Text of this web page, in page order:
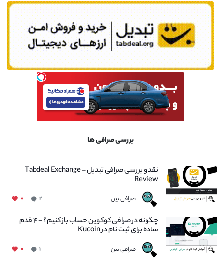
بررسی صرافی ها
نقد و بررسی صرافی تبدیل – Tabdeal Exchange
Review
صرافی بین ۲ ۰
چگونه در صرافی کوکوین حساب باز کنیم؟ - ۴ قدم
ساده برای ثبت نام در Kucoin
صرافی بین ۱ ۰